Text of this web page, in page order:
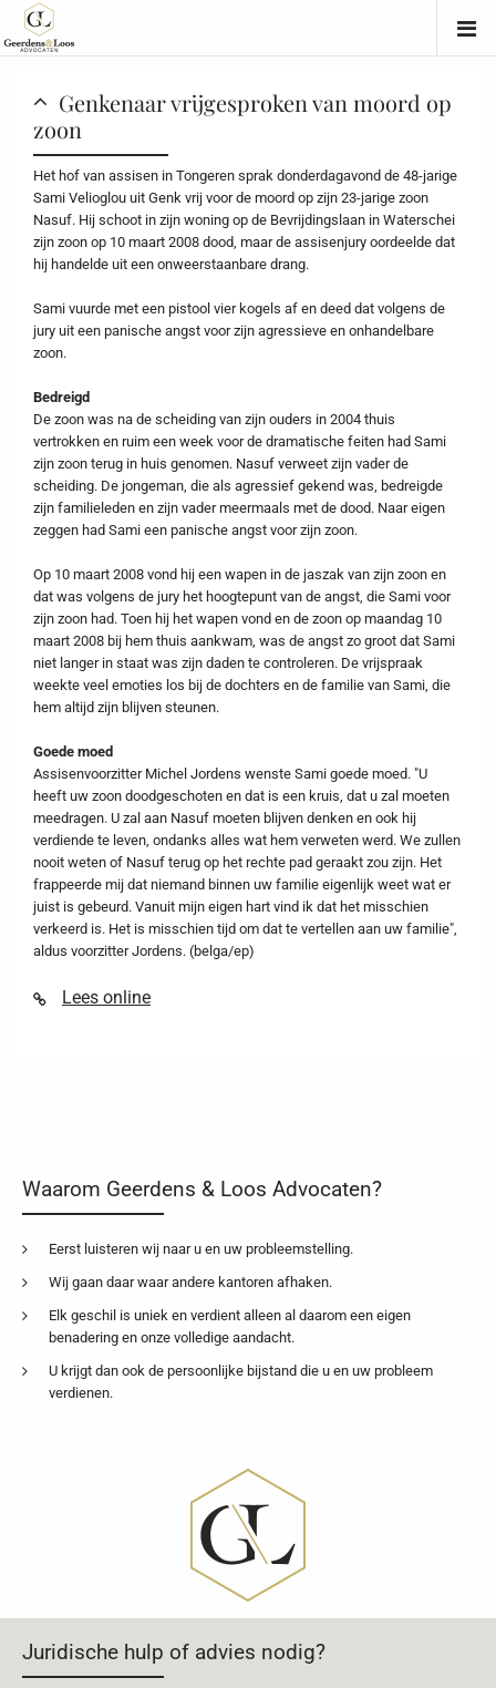
Genkenaar vrijgesproken van moord op
zoon
Het hof van assisen in Tongeren sprak donderdagavond de 48-jarige
Sami Velioglou uit Genk vrij voor de moord op zijn 23-jarige zoon
Nasuf. Hij schoot in zijn woning op de Bevrijdingslaan in Waterschei
zijn zoon op 10 maart 2008 dood, maar de assisenjury oordeelde dat
hij handelde uit een onweerstaanbare drang.
Sami vuurde met een pistool vier kogels af en deed dat volgens de
jury uit een panische angst voor zijn agressieve en onhandelbare
zoon.
Bedreigd
De zoon was na de scheiding van zijn ouders in 2004 thuis
vertrokken en ruim een week voor de dramatische feiten had Sami
zijn zoon terug in huis genomen. Nasuf verweet zijn vader de
scheiding. De jongeman, die als agressief gekend was, bedreigde
zijn familieleden en zijn vader meermaals met de dood. Naar eigen
zeggen had Sami een panische angst voor zijn zoon.
Op 10 maart 2008 vond hij een wapen in de jaszak van zijn zoon en
dat was volgens de jury het hoogtepunt van de angst, die Sami voor
zijn zoon had. Toen hij het wapen vond en de zoon op maandag 10
maart 2008 bij hem thuis aankwam, was de angst zo groot dat Sami
niet langer in staat was zijn daden te controleren. De vrijspraak
weekte veel emoties los bij de dochters en de familie van Sami, die
hem altijd zijn blijven steunen.
Goede moed
Assisenvoorzitter Michel Jordens wenste Sami goede moed. "U
heeft uw zoon doodgeschoten en dat is een kruis, dat u zal moeten
meedragen. U zal aan Nasuf moeten blijven denken en ook hij
verdiende te leven, ondanks alles wat hem verweten werd. We zullen
nooit weten of Nasuf terug op het rechte pad geraakt zou zijn. Het
frappeerde mij dat niemand binnen uw familie eigenlijk weet wat er
juist is gebeurd. Vanuit mijn eigen hart vind ik dat het misschien
verkeerd is. Het is misschien tijd om dat te vertellen aan uw familie",
aldus voorzitter Jordens. (belga/ep)
Lees online
Waarom Geerdens & Loos Advocaten?
Eerst luisteren wij naar u en uw probleemstelling.
Wij gaan daar waar andere kantoren afhaken.
Elk geschil is uniek en verdient alleen al daarom een eigen
benadering en onze volledige aandacht.
U krijgt dan ook de persoonlijke bijstand die u en uw probleem
verdienen.
Juridische hulp of advies nodig?